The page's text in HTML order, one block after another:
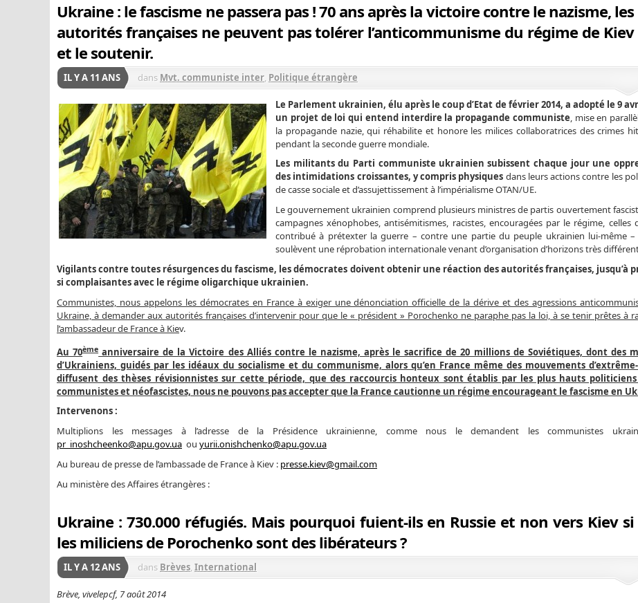
Ukraine : le fascisme ne passera pas ! 70 ans après la victoire contre le nazisme, les
autorités françaises ne peuvent pas tolérer l’anticommunisme du régime de Kiev
et le soutenir.
IL Y A 11 ANS dans Mvt. communiste inter, Politique étrangère
Le Parlement ukrainien, élu après le coup d’Etat de février 2014, a adopté le 9
un projet de loi qui entend interdire la propagande communiste , mise en
la propagande nazie, qui réhabilite et honore les milices collaboratrices des crimes
pendant la seconde guerre mondiale.
Les militants du Parti communiste ukrainien subissent chaque jour une
des intimidations croissantes, y compris physiques dans leurs actions contre les
de casse sociale et d’assujettissement à l’impérialisme OTAN/UE.
Le gouvernement ukrainien comprend plusieurs ministres de partis ouvertement
campagnes xénophobes, antisémitismes, racistes, encouragées par le régime, celles
contribué à prétexter la guerre – contre une partie du peuple ukrainien lui-même –
soulèvent une réprobation internationale venant d’organisation d’horizons très
Vigilants contre toutes résurgences du fascisme, les démocrates doivent obtenir une réaction des autorités françaises, jusqu’à
si complaisantes avec le régime oligarchique ukrainien.
Communistes, nous appelons les démocrates en France à exiger une dénonciation officielle de la dérive et des agressions
Ukraine, à demander aux autorités françaises d’intervenir pour que le « président » Porochenko ne paraphe pas la loi, à se tenir prêtes à
l’ambassadeur de France à Kiev.
Au 70ème anniversaire de la Victoire des Alliés contre le nazisme, après le sacrifice de 20 millions de Soviétiques, dont des
d’Ukrainiens, guidés par les idéaux du socialisme et du communisme, alors qu’en France même des mouvements
diffusent des thèses révisionnistes sur cette période, que des raccourcis honteux sont établis par les plus hauts
communistes et néofascistes, nous ne pouvons pas accepter que la France cautionne un régime encourageant le fascisme en
Intervenons :
Multiplions les messages à l’adresse de la Présidence ukrainienne, comme nous le demandent les communistes
pr_inoshcheenko@apu.gov.ua ou yurii.onishchenko@apu.gov.ua
Au bureau de presse de l’ambassade de France à Kiev : presse.kiev@gmail.com
Au ministère des Affaires étrangères :
Ukraine : 730.000 réfugiés. Mais pourquoi fuient-ils en Russie et non vers Kiev si
les miliciens de Porochenko sont des libérateurs ?
IL Y A 12 ANS dans Brèves, International
Brève, vivelepcf, 7 août 2014